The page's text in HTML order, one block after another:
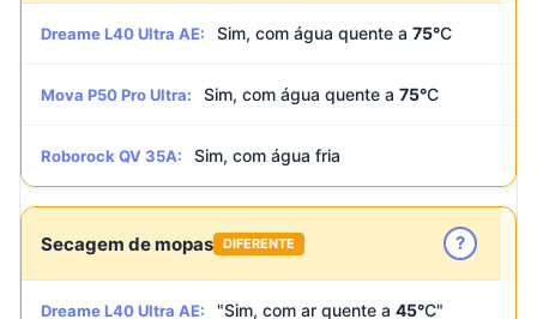
Dreame L40 Ultra AE: Sim, com água quente a 75°C
Mova P50 Pro Ultra: Sim, com água quente a 75°C
Roborock QV 35A: Sim, com água fria
Secagem de mopas DIFERENTE ?
Dreame L40 Ultra AE: "Sim, com ar quente a 45°C"